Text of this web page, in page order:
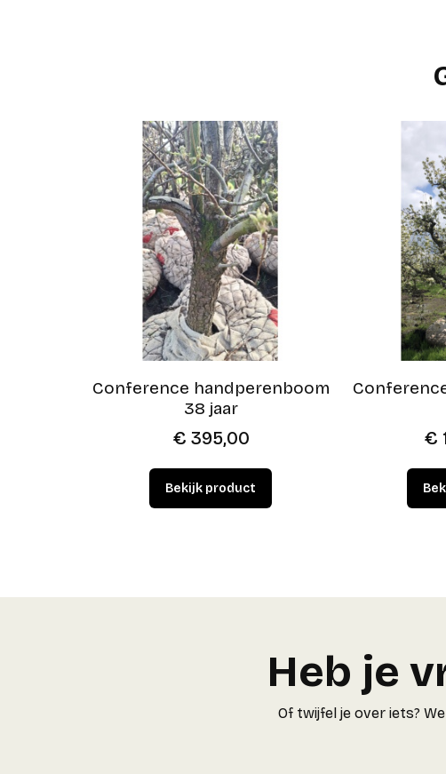
Conference handperenboom
38 jaar
€ 395,00 €
Heb je
Of twijfel je over iets?